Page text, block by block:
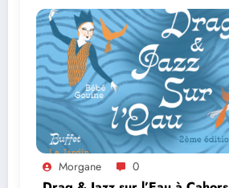
Morgane 0